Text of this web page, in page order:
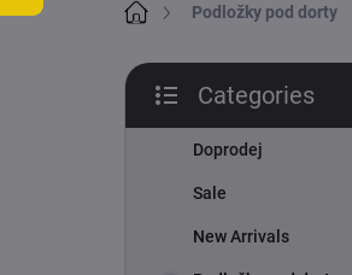
Home Podložky pod dorty
S
d
categories
Categories
Doprodej
Sale
New Arrivals